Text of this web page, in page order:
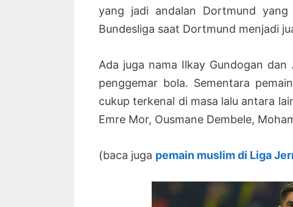
yang jadi andalan Dortmund
Bundesliga saat Dortmund menjadi
Ada juga nama Ilkay Gundogan
penggemar bola. Sementara
cukup terkenal di masa lalu antara
Emre Mor, Ousmane Dembele,
(baca juga pemain muslim di Liga